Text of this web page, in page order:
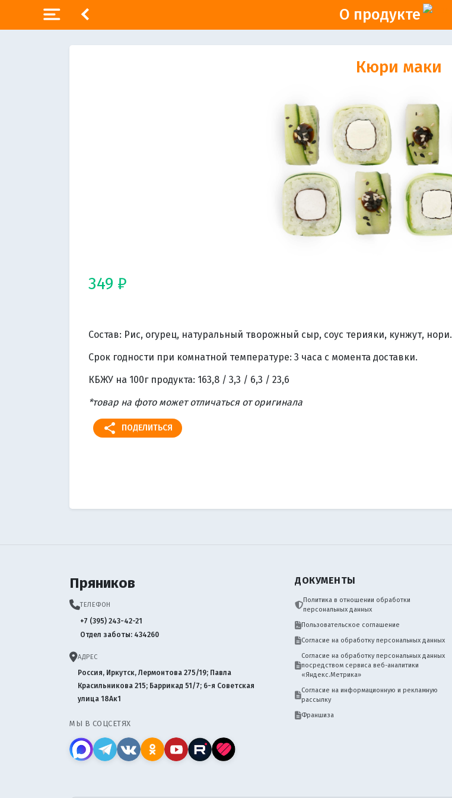
О продукте
Кюри маки
349 ₽
Состав: Рис, огурец, натуральный творожный сыр, соус терияки, кунжут, нори.
Срок годности при комнатной температуре: 3 часа с момента доставки.
КБЖУ на 100г продукта: 163,8 / 3,3 / 6,3 / 23,6
*товар на фото может отличаться от оригинала
share ПОДЕЛИТЬСЯ
Пряников
ТЕЛЕФОН
+7 (395) 243-42-21
Отдел заботы: 434260
АДРЕС
Россия, Иркутск, Лермонтова 275/19; Павла
Красильникова 215; Баррикад 51/7; 6-я Советская
улица 18Ак1
МЫ В СОЦСЕТЯХ
ДОКУМЕНТЫ
Политика в отношении обработки
персональных данных
Пользовательское соглашение
Согласие на обработку персональных данных
Согласие на обработку персональных данных
посредством сервиса веб-аналитики
«Яндекс.Метрика»
Согласие на информационную и рекламную
рассылку
Франшиза